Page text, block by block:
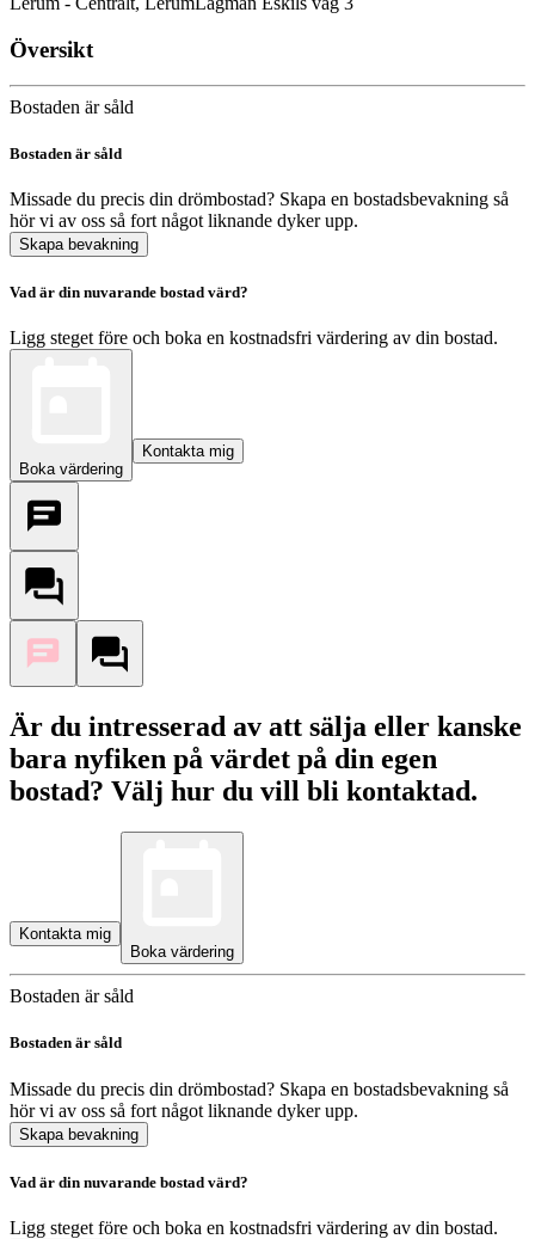
Översikt
Bostaden är såld
Bostaden är såld
Missade du precis din drömbostad? Skapa en bostadsbevakning så
hör vi av oss så fort något liknande dyker upp.
Skapa bevakning
Vad är din nuvarande bostad värd?
Ligg steget före och boka en kostnadsfri värdering av din bostad.
Boka värdering
Kontakta mig
Är du intresserad av att sälja eller kanske
bara nyfiken på värdet på din egen
bostad? Välj hur du vill bli kontaktad.
Kontakta mig
Boka värdering
Bostaden är såld
Bostaden är såld
Missade du precis din drömbostad? Skapa en bostadsbevakning så
hör vi av oss så fort något liknande dyker upp.
Skapa bevakning
Vad är din nuvarande bostad värd?
Ligg steget före och boka en kostnadsfri värdering av din bostad.